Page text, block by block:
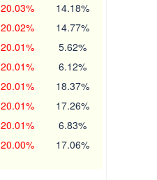
20.03% 14.18%
20.02% 14.77%
20.01% 5.62%
20.01% 6.12%
20.01% 18.37%
20.01% 17.26%
20.01% 6.83%
20.00% 17.06%